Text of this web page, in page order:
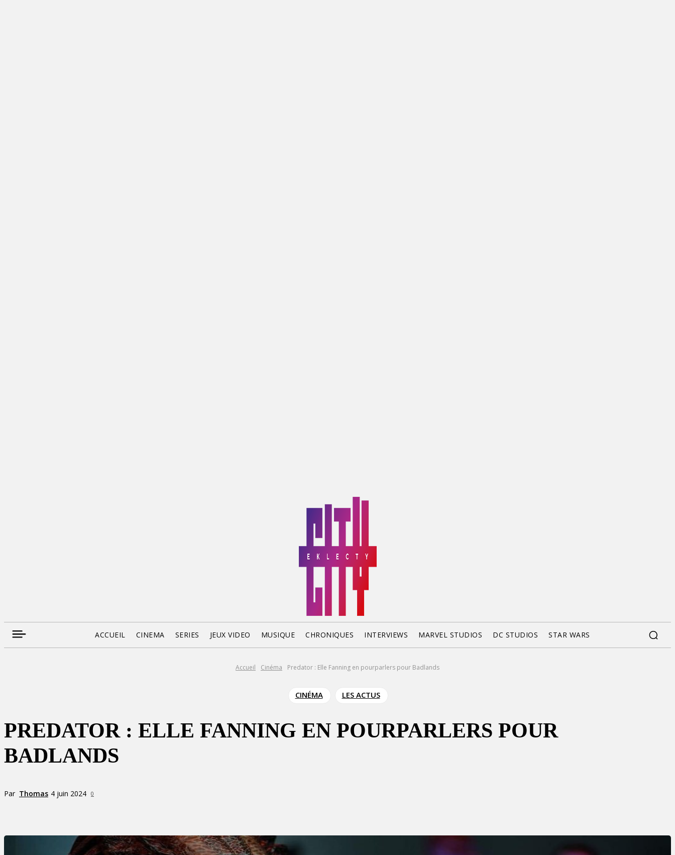
ACCUEIL CINEMA SERIES JEUX VIDEO MUSIQUE CHRONIQUES INTERVIEWS MARVEL STUDIOS DC STUDIOS STAR WARS
Accueil Cinéma Predator : Elle Fanning en pourparlers pour Badlands
CINÉMA LES ACTUS
PREDATOR : ELLE FANNING EN POURPARLERS POUR
BADLANDS
Par Thomas 4 juin 2024 0